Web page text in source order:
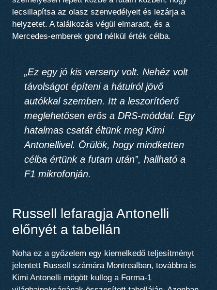
lecsillapítsa az olasz szenvedélyeit és lezárja a
helyzetet. A találkozás végül elmaradt, és a
Mercedes-emberek gond nélkül érték célba.
„Ez egy jó kis verseny volt. Nehéz volt
távolságot építeni a hátulról jövő
autókkal szemben. Itt a leszorítóerő
meglehetősen erős a DRS-móddal. Egy
hatalmas csatát éltünk meg Kimi
Antonellivel. Örülök, hogy mindketten
célba értünk a futam után”, hallható a
F1 mikrofonján.
Russell lefaragja Antonelli
előnyét a tabellán
Noha ez a győzelem egy kiemelkedő teljesítményt
jelentett Russell számára Montrealban, továbbra is
Kimi Antonelli mögött kullog a Forma-1